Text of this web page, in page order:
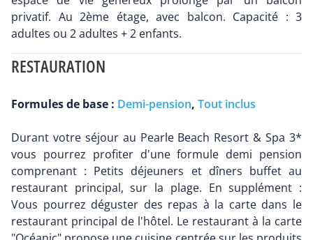
privatif. Au 2ème étage, avec balcon. Capacité : 3
adultes ou 2 adultes + 2 enfants.
RESTAURATION
Formules de base : Demi-pension, Tout inclus
Durant votre séjour au Pearle Beach Resort & Spa 3*
vous pourrez profiter d'une formule demi pension
comprenant : Petits déjeuners et dîners buffet au
restaurant principal, sur la plage. En supplément :
Vous pourrez déguster des repas à la carte dans le
restaurant principal de l'hôtel. Le restaurant à la carte